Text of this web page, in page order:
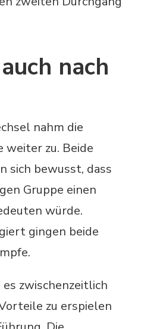
nach
nahm die
zu. Beide
sich bewusst, dass
Gruppe einen
würde.
gingen beide
zwischenzeitlich
zu erspielen